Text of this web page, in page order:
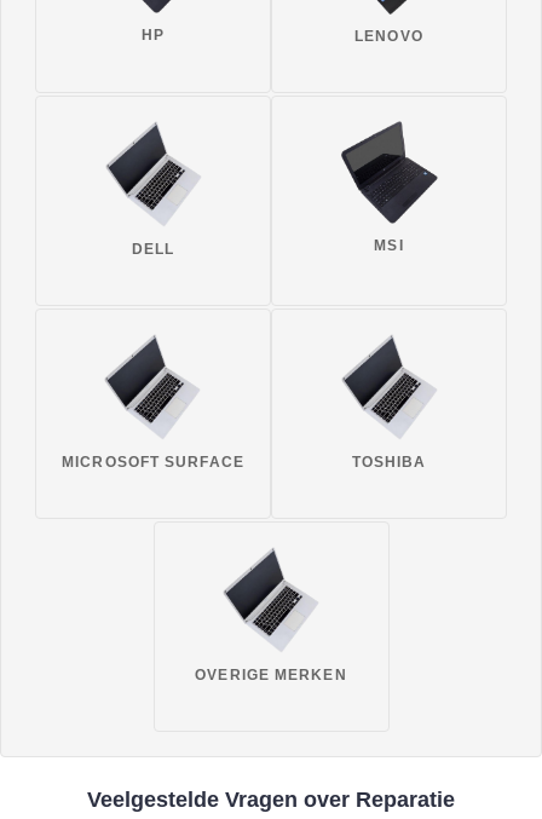
HP LENOVO
DELL MSI
MICROSOFT SURFACE TOSHIBA
OVERIGE MERKEN
Veelgestelde Vragen over Reparatie